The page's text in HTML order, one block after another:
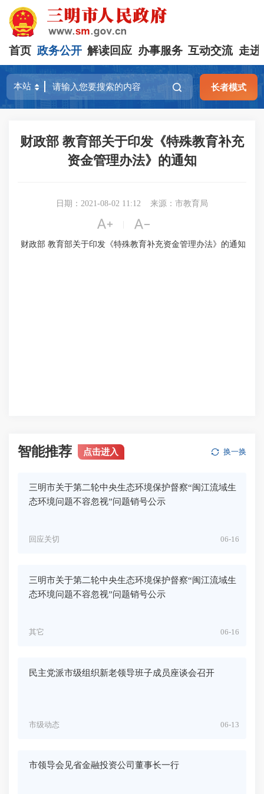
首页 政务公开 解读回应 办事服务 互动交流 走进
长者模式
财政部 教育部关于印发《特殊教育补充
资金管理办法》的通知
日期：2021-08-02 11:12 来源：市教育局
 
财政部 教育部关于印发《特殊教育补充资金管理办法》的通知
智能推荐 点击进入 换一换
三明市关于第二轮中央生态环境保护督察“闽江流域生
态环境问题不容忽视”问题销号公示
06-16
回应关切
三明市关于第二轮中央生态环境保护督察“闽江流域生
态环境问题不容忽视”问题销号公示
06-16
其它
民主党派市级组织新老领导班子成员座谈会召开
06-13
市级动态
市领导会见省金融投资公司董事长一行